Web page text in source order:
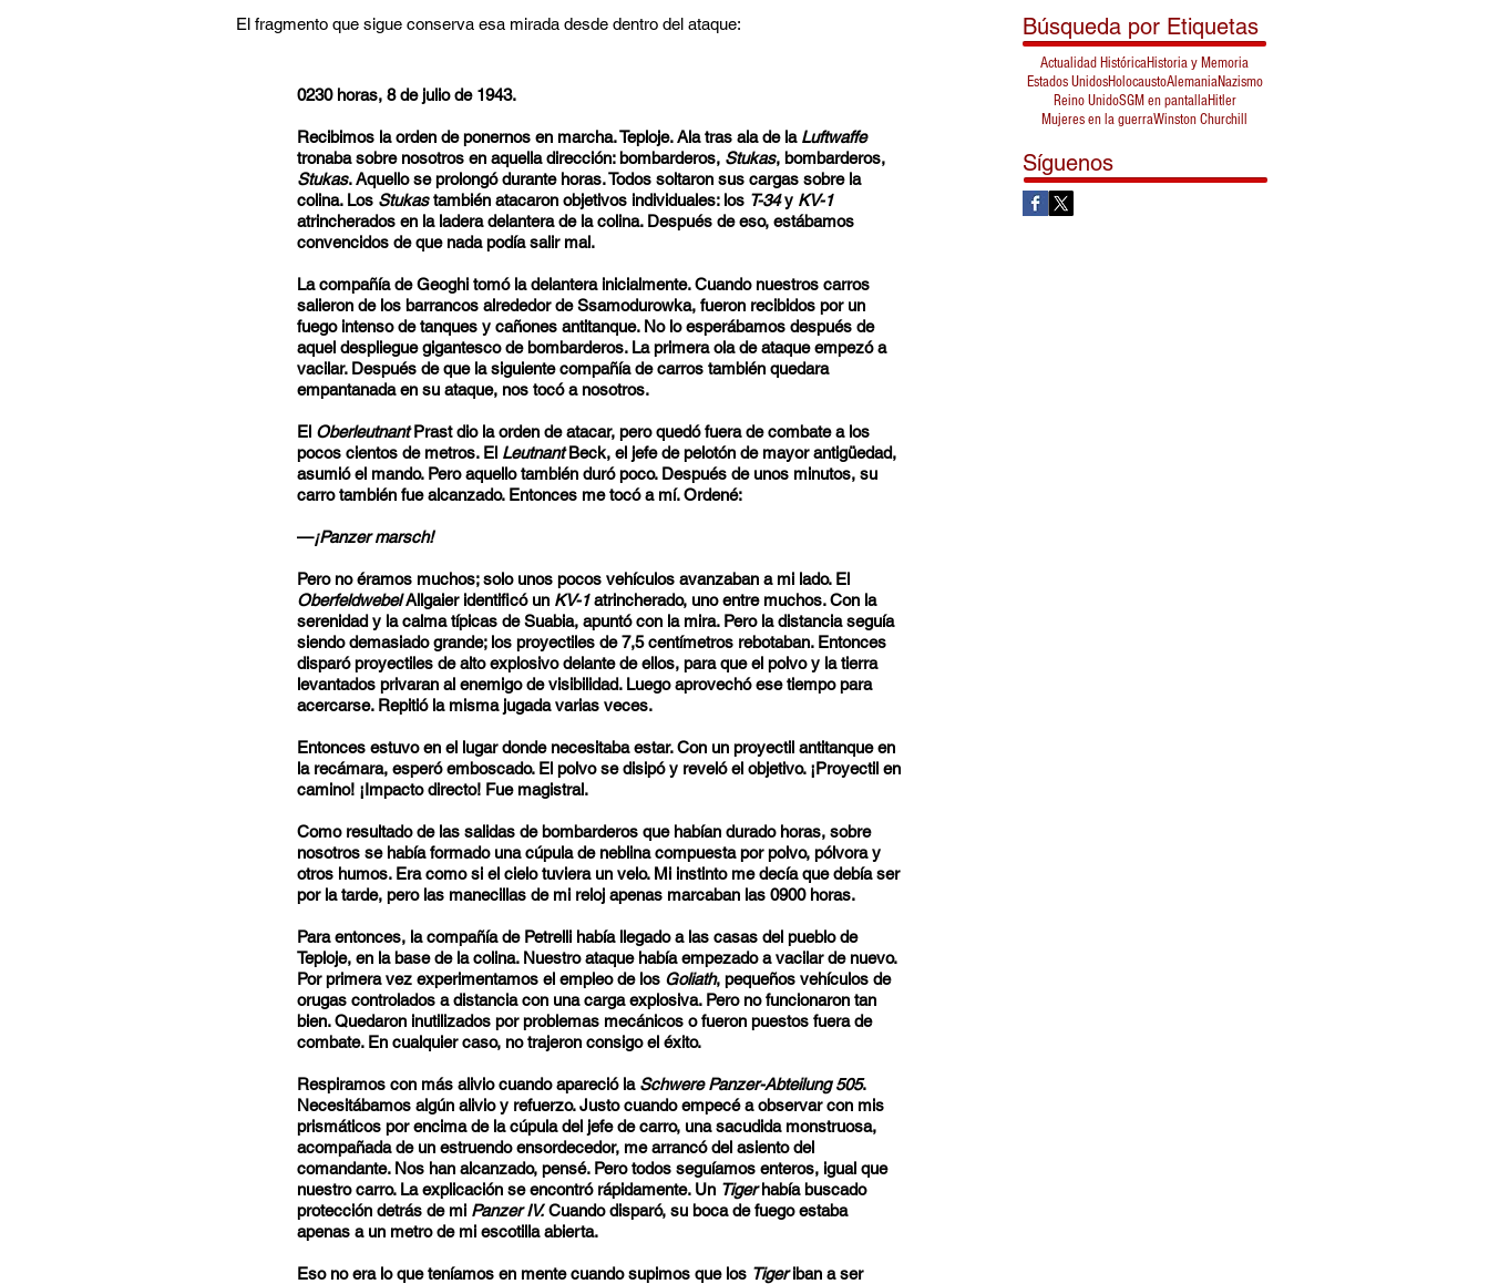
El fragmento que sigue conserva esa mirada desde dentro del ataque:
0230 horas, 8 de julio de 1943.
Recibimos la orden de ponernos en marcha. Teploje. Ala tras ala de la Luftwaffe
tronaba sobre nosotros en aquella dirección: bombarderos, Stukas, bombarderos,
Stukas. Aquello se prolongó durante horas. Todos soltaron sus cargas sobre la
colina. Los Stukastambién atacaron objetivos individuales: los T-34y KV-1
atrincherados en la ladera delantera de la colina. Después de eso, estábamos
convencidos de que nada podía salir mal.
La compañía de Geoghi tomó la delantera inicialmente. Cuando nuestros carros
salieron de los barrancos alrededor de Ssamodurowka, fueron recibidos por un
fuego intenso de tanques y cañones antitanque. No lo esperábamos después de
aquel despliegue gigantesco de bombarderos. La primera ola de ataque empezó a
vacilar. Después de que la siguiente compañía de carros también quedara
empantanada en su ataque, nos tocó a nosotros.
El OberleutnantPrast dio la orden de atacar, pero quedó fuera de combate a los
pocos cientos de metros. El LeutnantBeck, el jefe de pelotón de mayor antigüedad,
asumió el mando. Pero aquello también duró poco. Después de unos minutos, su
carro también fue alcanzado. Entonces me tocó a mí. Ordené:
—¡Panzer marsch!
Pero no éramos muchos; solo unos pocos vehículos avanzaban a mi lado. El
OberfeldwebelAllgaier identificó un KV-1atrincherado, uno entre muchos. Con la
serenidad y la calma típicas de Suabia, apuntó con la mira. Pero la distancia seguía
siendo demasiado grande; los proyectiles de 7,5 centímetros rebotaban. Entonces
disparó proyectiles de alto explosivo delante de ellos, para que el polvo y la tierra
levantados privaran al enemigo de visibilidad. Luego aprovechó ese tiempo para
acercarse. Repitió la misma jugada varias veces.
Entonces estuvo en el lugar donde necesitaba estar. Con un proyectil antitanque en
la recámara, esperó emboscado. El polvo se disipó y reveló el objetivo. ¡Proyectil en
camino! ¡Impacto directo! Fue magistral.
Como resultado de las salidas de bombarderos que habían durado horas, sobre
nosotros se había formado una cúpula de neblina compuesta por polvo, pólvora y
otros humos. Era como si el cielo tuviera un velo. Mi instinto me decía que debía ser
por la tarde, pero las manecillas de mi reloj apenas marcaban las 0900 horas.
Para entonces, la compañía de Petrelli había llegado a las casas del pueblo de
Teploje, en la base de la colina. Nuestro ataque había empezado a vacilar de nuevo.
Por primera vez experimentamos el empleo de los Goliath, pequeños vehículos de
orugas controlados a distancia con una carga explosiva. Pero no funcionaron tan
bien. Quedaron inutilizados por problemas mecánicos o fueron puestos fuera de
combate. En cualquier caso, no trajeron consigo el éxito.
Respiramos con más alivio cuando apareció la Schwere Panzer-Abteilung 505.
Necesitábamos algún alivio y refuerzo. Justo cuando empecé a observar con mis
prismáticos por encima de la cúpula del jefe de carro, una sacudida monstruosa,
acompañada de un estruendo ensordecedor, me arrancó del asiento del
comandante. Nos han alcanzado, pensé. Pero todos seguíamos enteros, igual que
nuestro carro. La explicación se encontró rápidamente. Un Tigerhabía buscado
protección detrás de mi Panzer IV.Cuando disparó, su boca de fuego estaba
apenas a un metro de mi escotilla abierta.
Eso no era lo que teníamos en mente cuando supimos que los Tigeriban a ser
Búsqueda por Etiquetas
Actualidad HistóricaHistoria y Memoria
Estados UnidosHolocaustoAlemaniaNazismo
Reino UnidoSGM en pantallaHitler
Mujeres en la guerraWinston Churchill
Síguenos